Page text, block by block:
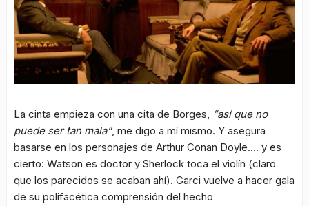
La cinta empieza con una cita de Borges, “así que no
puede ser tan mala”, me digo a mí mismo. Y asegura
basarse en los personajes de Arthur Conan Doyle…. y es
cierto: Watson es doctor y Sherlock toca el violín (claro
que los parecidos se acaban ahí). Garci vuelve a hacer gala
de su polifacética comprensión del hecho